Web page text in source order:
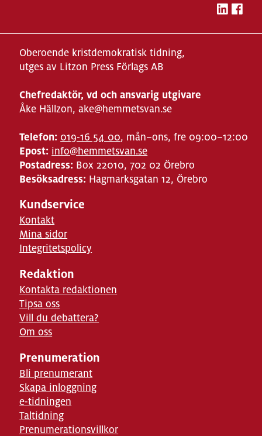
Oberoende kristdemokratisk tidning,
utges av Litzon Press Förlags AB
Chefredaktör, vd och ansvarig utgivare
Åke Hällzon, ake@hemmetsvan.se
Telefon: 019-16 54 00, mån–ons, fre 09:00–12:00
Epost: info@hemmetsvan.se
Postadress: Box 22010, 702 02 Örebro
Besöksadress: Hagmarksgatan 12, Örebro
Kundservice
Kontakt
Mina sidor
Integritetspolicy
Redaktion
Kontakta redaktionen
Tipsa oss
Vill du debattera?
Om oss
Prenumeration
Bli prenumerant
Skapa inloggning
e-tidningen
Taltidning
Prenumerationsvillkor